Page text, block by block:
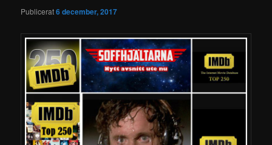
Publicerat6 december, 2017